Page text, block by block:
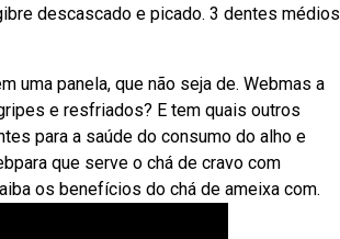
descascado e picado. 3 dentes médios
uma panela, que não seja de. Webmas a
e resfriados? E tem quais outros
para a saúde do consumo do alho e
que serve o chá de cravo com
os benefícios do chá de ameixa com.